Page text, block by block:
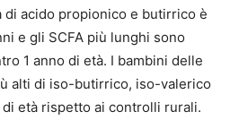
di acido propionico e butirrico è
e gli SCFA più lunghi sono
1 anno di età. I bambini delle
alti di iso-butirrico, iso-valerico
età rispetto ai controlli rurali.